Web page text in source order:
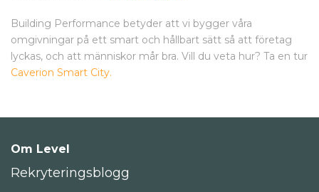
Building Performance betyder att vi bygger våra
omgivningar på ett smart och hållbart sätt så att företag
lyckas, och att människor mår bra. Vill du veta hur? Ta en tur
Caverion Smart City.
Om Level
Rekryteringsblogg